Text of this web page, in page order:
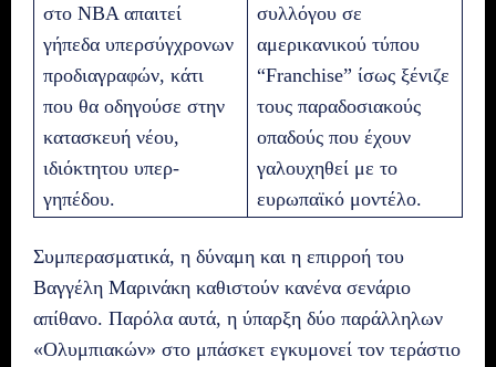
στο NBA απαιτεί
γήπεδα υπερσύγχρονων
προδιαγραφών, κάτι
που θα οδηγούσε στην
κατασκευή νέου,
ιδιόκτητου υπερ-
γηπέδου.
συλλόγου σε
αμερικανικού τύπου
“Franchise” ίσως ξένιζε
τους παραδοσιακούς
οπαδούς που έχουν
γαλουχηθεί με το
ευρωπαϊκό μοντέλο.
Συμπερασματικά, η δύναμη και η επιρροή του
Βαγγέλη Μαρινάκη καθιστούν κανένα σενάριο
απίθανο. Παρόλα αυτά, η ύπαρξη δύο παράλληλων
«Ολυμπιακών» στο μπάσκετ εγκυμονεί τον τεράστιο